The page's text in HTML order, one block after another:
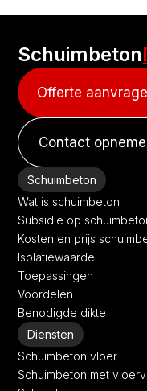
Schuimbeton
Offerte
Contact
Schuimbeton
Wat is schuimbeton
Subsidie op
Kosten en prijs
Isolatiewaarde
Toepassingen
Voordelen
Benodigde dikte
Diensten
Schuimbeton vloer
Schuimbeton met